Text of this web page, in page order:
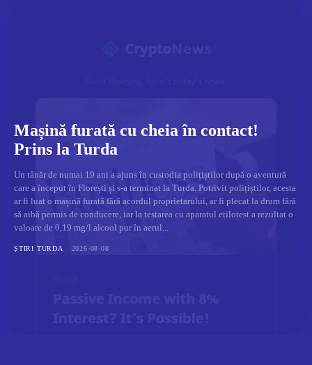
Mașină furată cu cheia în contact!
Prins la Turda
Un tânăr de numai 19 ani a ajuns în custodia polițiștilor după o aventură
care a început în Florești și s-a terminat la Turda. Potrivit polițiștilor, acesta
ar fi luat o mașină furată fără acordul proprietarului, ar fi plecat la drum fără
să aibă permis de conducere, iar la testarea cu aparatul etilotest a rezultat o
valoare de 0,19 mg/l alcool pur în aerul...
ȘTIRI TURDA 2026-08-08